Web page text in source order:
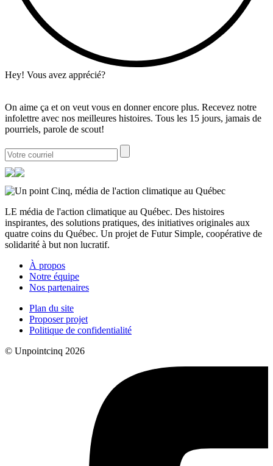
Hey! Vous avez apprécié?
On aime ça et on veut vous en donner encore plus. Recevez notre
infolettre avec nos meilleures histoires. Tous les 15 jours, jamais de
pourriels, parole de scout!
LE média de l'action climatique au Québec. Des histoires
inspirantes, des solutions pratiques, des initiatives originales aux
quatre coins du Québec. Un projet de Futur Simple, coopérative de
solidarité à but non lucratif.
À propos
Notre équipe
Nos partenaires
Plan du site
Proposer projet
Politique de confidentialité
© Unpointcinq 2026